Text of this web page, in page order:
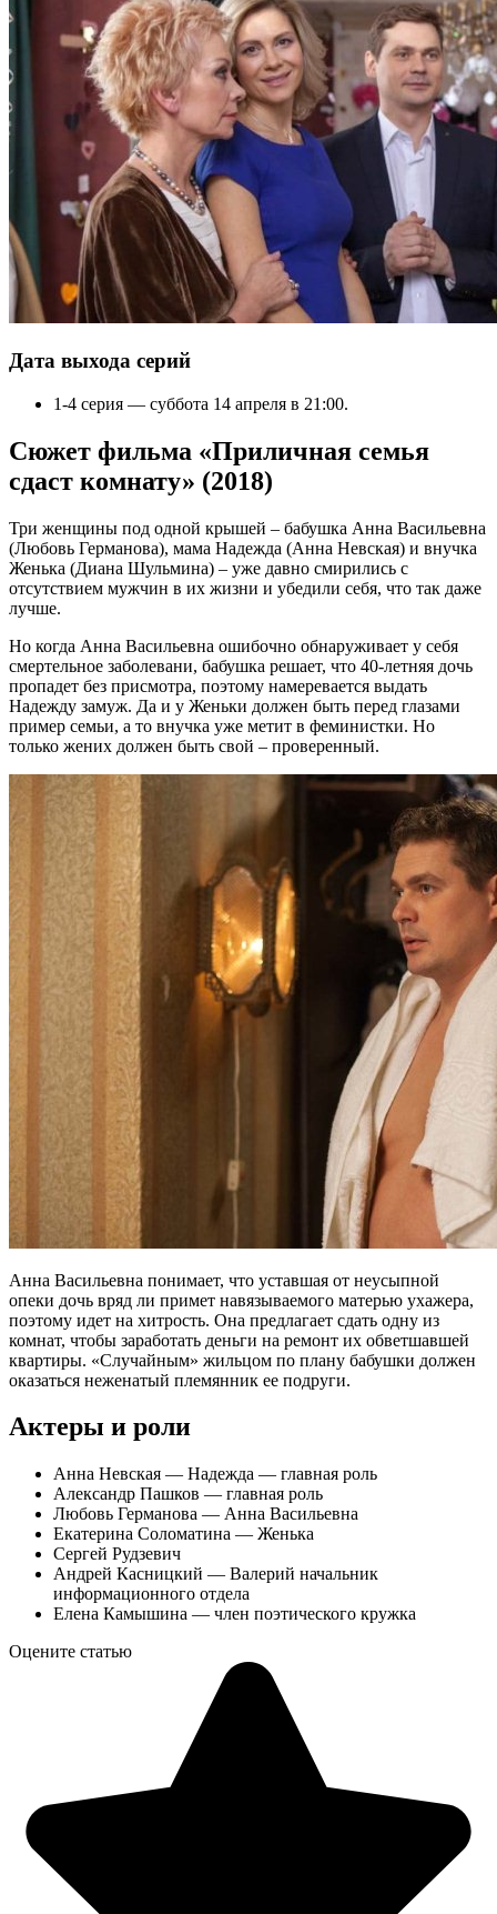
Дата выхода серий
1-4 серия — суббота 14 апреля в 21:00.
Сюжет фильма «Приличная семья
сдаст комнату» (2018)
Три женщины под одной крышей – бабушка Анна Васильевна
(Любовь Германова), мама Надежда (Анна Невская) и внучка
Женька (Диана Шульмина) – уже давно смирились с
отсутствием мужчин в их жизни и убедили себя, что так даже
лучше.
Но когда Анна Васильевна ошибочно обнаруживает у себя
смертельное заболевани, бабушка решает, что 40-летняя дочь
пропадет без присмотра, поэтому намеревается выдать
Надежду замуж. Да и у Женьки должен быть перед глазами
пример семьи, а то внучка уже метит в феминистки. Но
только жених должен быть свой – проверенный.
Анна Васильевна понимает, что уставшая от неусыпной
опеки дочь вряд ли примет навязываемого матерью ухажера,
поэтому идет на хитрость. Она предлагает сдать одну из
комнат, чтобы заработать деньги на ремонт их обветшавшей
квартиры. «Случайным» жильцом по плану бабушки должен
оказаться неженатый племянник ее подруги.
Актеры и роли
Анна Невская — Надежда — главная роль
Александр Пашков — главная роль
Любовь Германова — Анна Васильевна
Екатерина Соломатина — Женька
Сергей Рудзевич
Андрей Касницкий — Валерий начальник
информационного отдела
Елена Камышина — член поэтического кружка
Оцените статью